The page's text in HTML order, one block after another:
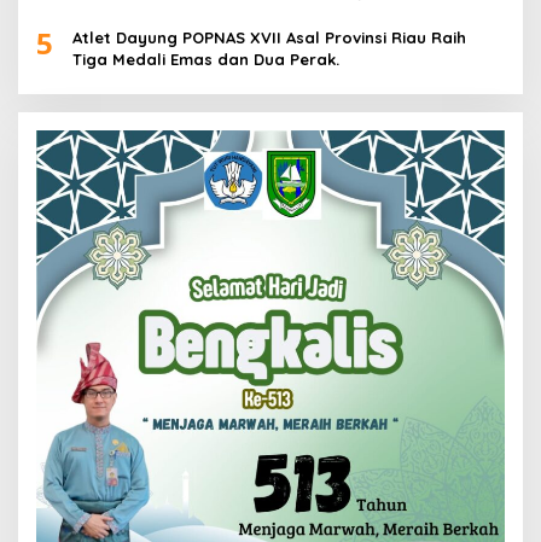
5
Atlet Dayung POPNAS XVII Asal Provinsi Riau Raih
Tiga Medali Emas dan Dua Perak.